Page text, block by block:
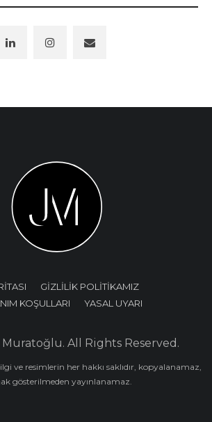
GİZLİLİK POLİTİKAMIZ
KOŞULLARI
YASAL UYARI
All Rights Reserved.
ve resimlerin her hakkı saklıdır, kopyalanamaz,
gösterilmeden yayınlanamaz.